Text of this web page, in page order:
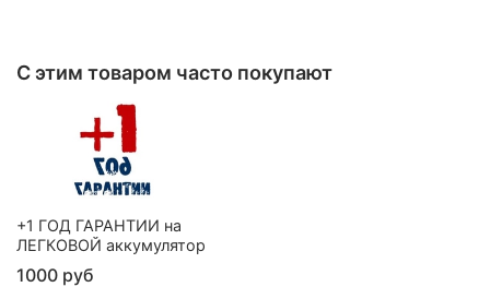
С этим товаром часто покупают
+1 ГОД ГАРАНТИИ на
ЛЕГКОВОЙ аккумулятор
1000 руб